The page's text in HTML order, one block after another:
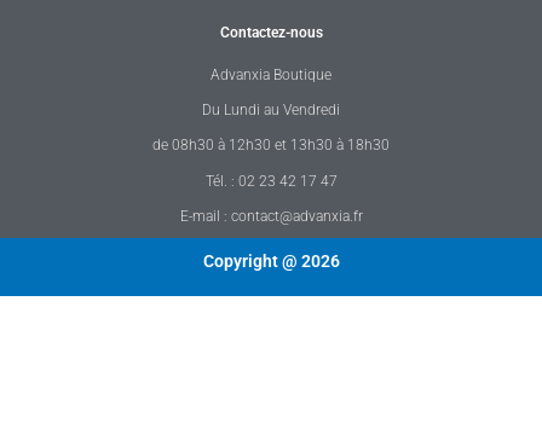
Contactez-nous
Advanxia Boutique
Du Lundi au Vendredi
de 08h30 à 12h30 et 13h30 à 18h30
Tél. : 02 23 42 17 47
E-mail : contact@advanxia.fr
Copyright @ 2026